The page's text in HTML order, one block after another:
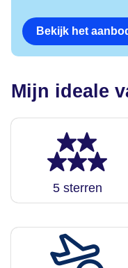
Bekijk het
Mijn ideale
5 sterren